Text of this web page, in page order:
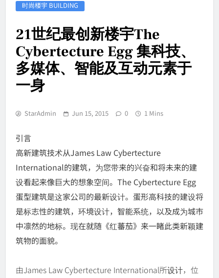
时尚楼宇 BUILDING
21世纪最创新楼宇The
Cybertecture Egg 集科技、
多媒体、智能及互动元素于
一身
StarAdmin Jun 15, 2015 0 1 Mins
引言
高新建筑技术从James Law Cybertecture
International的建筑，为您带来的兴奋和将未来的建
设看起来像巨大的想象空间。The Cybertecture Egg
蛋型建筑是这家公司的最新设计。蛋形高科技的建设将
是标志性的建筑，环境设计，智能系统，以及成为城市
中凛然的地标。现在就随《红蕃茄》来一睹此类新颖建
筑物的面貌。
由James Law Cybertecture International所设计，位